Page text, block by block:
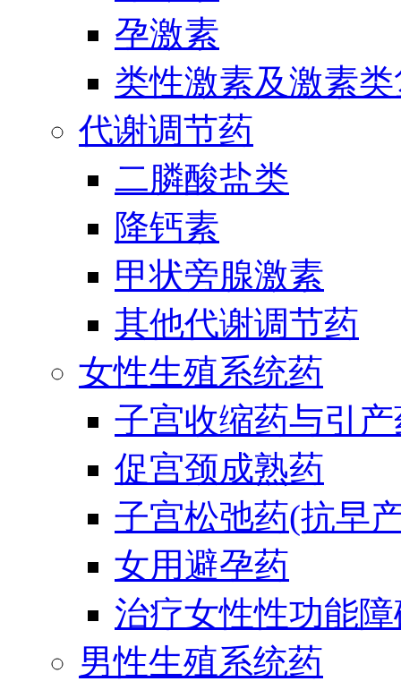
孕激素
类性激素及激素
代谢调节药
二膦酸盐类
降钙素
甲状旁腺激素
其他代谢调节药
女性生殖系统药
子宫收缩药与引
促宫颈成熟药
子宫松弛药(抗早
女用避孕药
治疗女性性功能
男性生殖系统药